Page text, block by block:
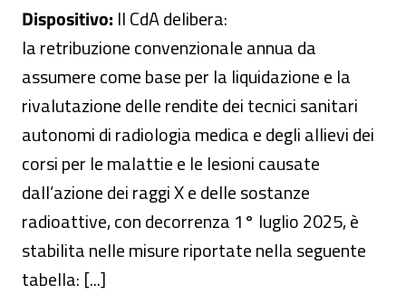
Dispositivo: Il CdA delibera:
la retribuzione convenzionale annua da
assumere come base per la liquidazione e la
rivalutazione delle rendite dei tecnici sanitari
autonomi di radiologia medica e degli allievi dei
corsi per le malattie e le lesioni causate
dall’azione dei raggi X e delle sostanze
radioattive, con decorrenza 1° luglio 2025, è
stabilita nelle misure riportate nella seguente
tabella: [...]